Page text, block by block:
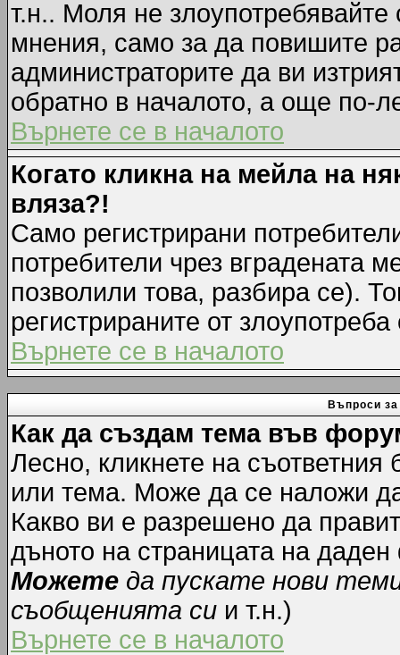
т.н.. Моля не
мнения, само за да повишите
администраторите да ви
обратно в началото, а още по-
Върнете се в началото
Когато кликна на мейла на
вляза?!
Само регистрирани
потребители чрез вградената
позволили това, разбира се).
регистрираните от
Върнете се в началото
Въпроси
Как да създам тема във
Лесно, кликнете на
или тема. Може да се наложи
Какво ви е разрешено да
дъното на страницата на
Можете да пускате нови
съобщенията си и т.н.)
Върнете се в началото